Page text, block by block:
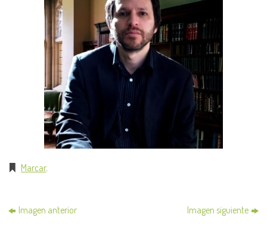
Marcar.
Imagen anterior Imagen siguiente